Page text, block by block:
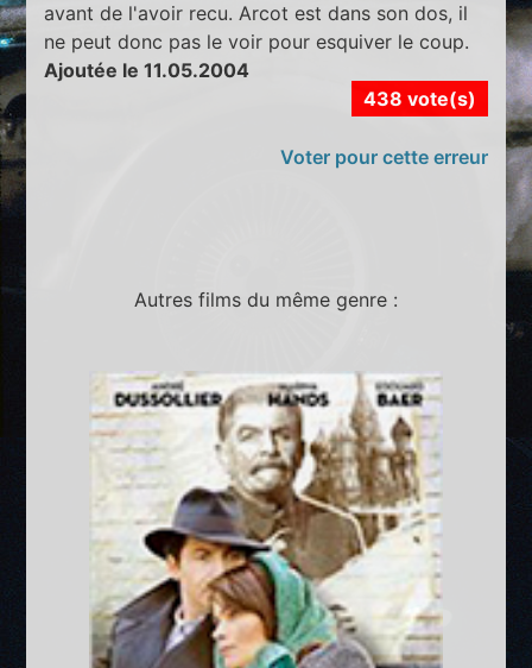
avant de l'avoir recu. Arcot est dans son dos, il
ne peut donc pas le voir pour esquiver le coup.
Ajoutée le 11.05.2004
438 vote(s)
Voter pour cette erreur
Autres films du même genre :